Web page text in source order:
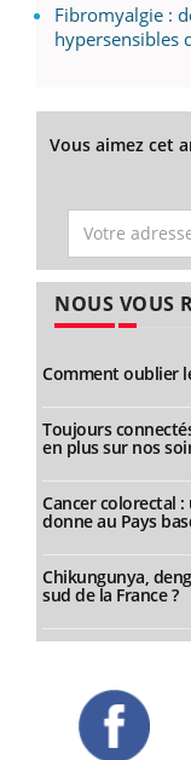
Fibromyalgie :
hypersensibles
Vous aimez cet
NOUS VOUS
Comment oublier
Toujours
en plus sur nos
Cancer colorectal
donne au Pays
Chikungunya,
sud de la France ?